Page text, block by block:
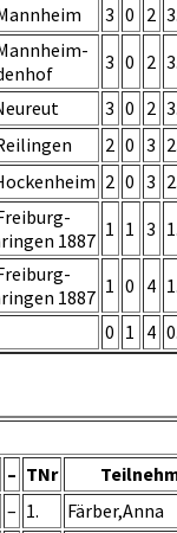
3 0 2
3 0 2
3 0 2
2 0 3
2 0 3
1887 1 1 3
1887 1 0 4
0 1 4
– TNr
– 1.
Färber,Anna